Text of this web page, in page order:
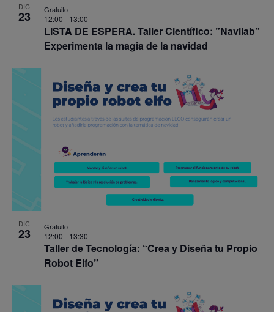
DIC
23
LISTA DE ESPERA. Taller Científico: ”Navilab”
Experimenta la magia de la navidad
12:00 - 13:00
Gratuito
DIC
23
Taller de Tecnología: “Crea y Diseña tu Propio
Robot Elfo”
12:00 - 13:30
Gratuito